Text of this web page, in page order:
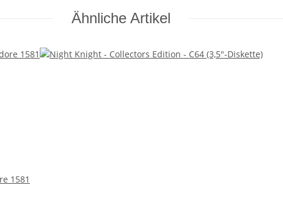
Ähnliche Artikel
1581